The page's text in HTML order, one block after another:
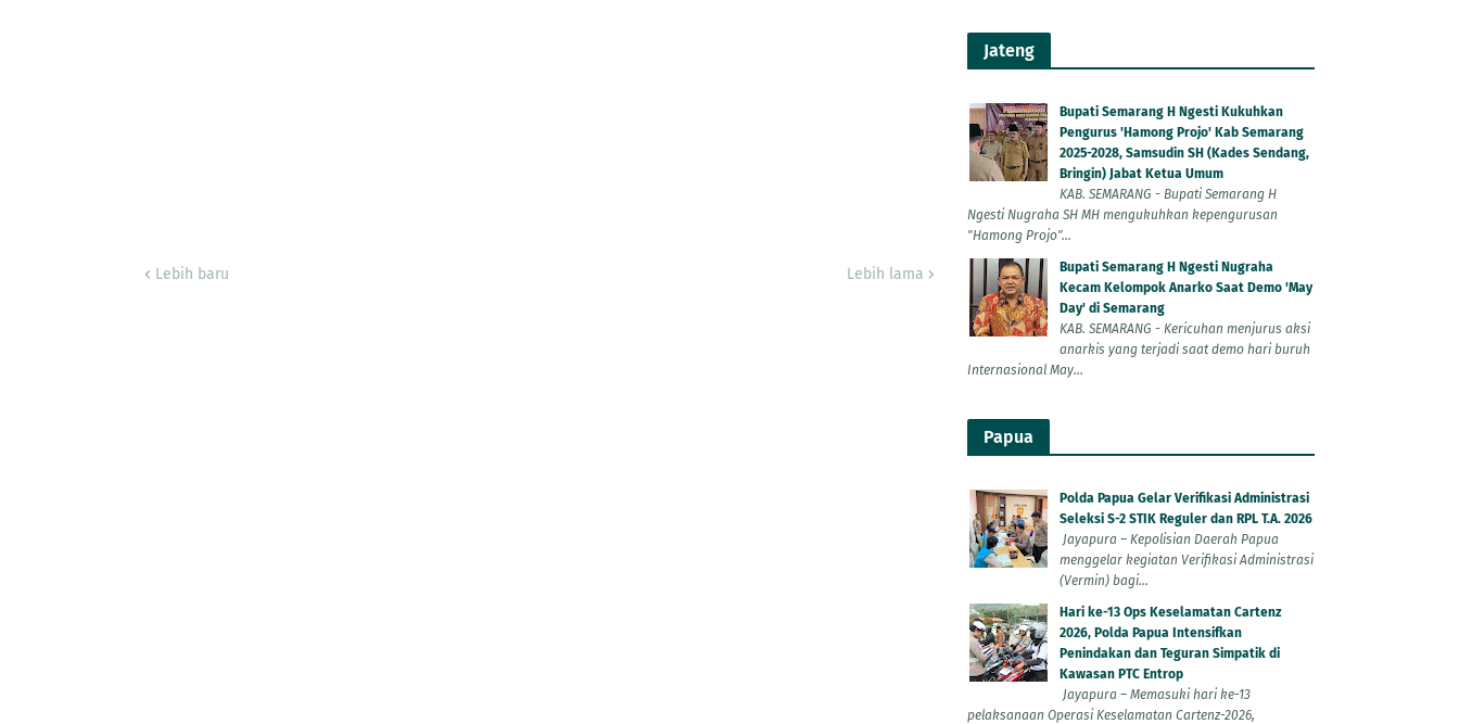
Lebih baru Lebih lama
Jateng
Bupati Semarang H Ngesti Kukuhkan
Pengurus 'Hamong Projo' Kab Semarang
2025-2028, Samsudin SH (Kades Sendang,
Bringin) Jabat Ketua Umum
KAB. SEMARANG - Bupati Semarang H
Ngesti Nugraha SH MH mengukuhkan kepengurusan
"Hamong Projo"...
Bupati Semarang H Ngesti Nugraha
Kecam Kelompok Anarko Saat Demo 'May
Day' di Semarang
KAB. SEMARANG - Kericuhan menjurus aksi
anarkis yang terjadi saat demo hari buruh
Internasional May...
Papua
Polda Papua Gelar Verifikasi Administrasi
Seleksi S-2 STIK Reguler dan RPL T.A. 2026
Jayapura – Kepolisian Daerah Papua
menggelar kegiatan Verifikasi Administrasi
(Vermin) bagi...
Hari ke-13 Ops Keselamatan Cartenz
2026, Polda Papua Intensifkan
Penindakan dan Teguran Simpatik di
Kawasan PTC Entrop
Jayapura – Memasuki hari ke-13
pelaksanaan Operasi Keselamatan Cartenz-2026,